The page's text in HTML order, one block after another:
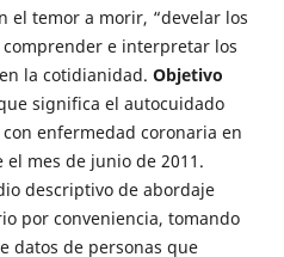
el temor a morir, “develar los
e interpretar los
la cotidianidad. Objetivo
significa el autocuidado
enfermedad coronaria en
mes de junio de 2011.
descriptivo de abordaje
por conveniencia, tomando
datos de personas que